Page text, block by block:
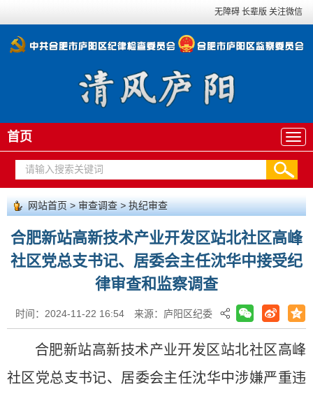
无障碍 长辈版 关注微信
首页
网站首页>审查调查 > 执纪审查
合肥新站高新技术产业开发区站北社区高峰
社区党总支书记、居委会主任沈华中接受纪
律审查和监察调查
时间：2024-11-22 16:54 来源：庐阳区纪委
合肥新站高新技术产业开发区站北社区高峰
社区党总支书记、居委会主任沈华中涉嫌严重违